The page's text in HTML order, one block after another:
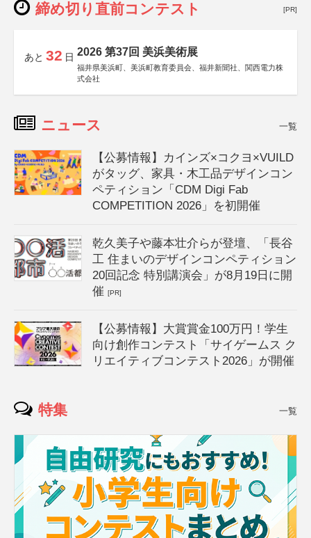
締め切り直前コンテスト [PR]
あと 32 日 2026 第37回 美浜美術展
福井県美浜町、美浜町教育委員会、福井新聞社、関西電力株
式会社
ニュース 一覧
【公募情報】カインズ×コクヨ×VUILD
がタッグ、家具・木工品デザインコン
ペティション「CDM Digi Fab
COMPETITION 2026」を初開催
乾久美子や藤本壮介らが登壇、「長谷
工 住まいのデザインコンペティション
20回記念 特別講演会」が8月19日に開
催[PR]
【公募情報】大賞賞金100万円！学生
向け創作コンテスト「サイゲームス ク
リエイティブコンテスト2026」が開催
特集 一覧